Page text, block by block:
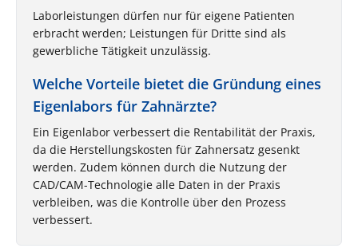
Laborleistungen dürfen nur für eigene Patienten
erbracht werden; Leistungen für Dritte sind als
gewerbliche Tätigkeit unzulässig.
Welche Vorteile bietet die Gründung eines
Eigenlabors für Zahnärzte?
Ein Eigenlabor verbessert die Rentabilität der Praxis,
da die Herstellungskosten für Zahnersatz gesenkt
werden. Zudem können durch die Nutzung der
CAD/CAM-Technologie alle Daten in der Praxis
verbleiben, was die Kontrolle über den Prozess
verbessert.